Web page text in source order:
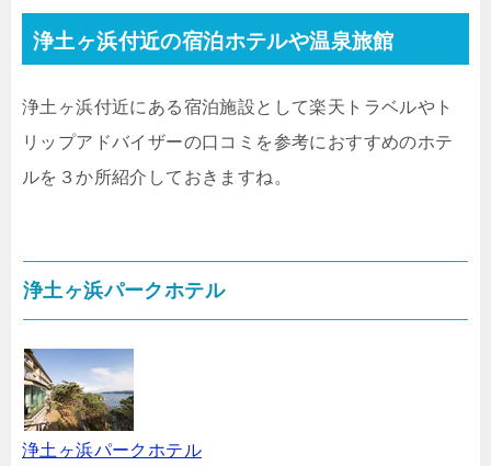
浄土ヶ浜付近の宿泊ホテルや温泉旅館
浄土ヶ浜付近にある宿泊施設として楽天トラベルやト
リップアドバイザーの口コミを参考におすすめのホテ
ルを３か所紹介しておきますね。
浄土ヶ浜パークホテル
浄土ヶ浜パークホテル